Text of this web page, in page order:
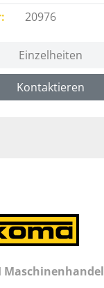
20976
Einzelheiten
Kontaktieren
Maschinenhandel